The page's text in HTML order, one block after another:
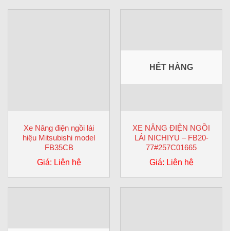
Xe Nâng điện ngồi lái
hiệu Mitsubishi model
FB35CB
Giá: Liên hệ
HẾT HÀNG
XE NÂNG ĐIỆN NGỒI
LÁI NICHIYU – FB20-
77#257C01665
Giá: Liên hệ